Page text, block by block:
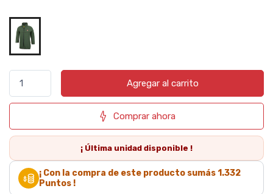
Agregar al carrito
Comprar ahora
¡ Última unidad disponible !
¡ Con la compra de este producto sumás1.332
Puntos !